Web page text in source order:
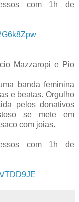
com 1h de
Mazzaropi e Pio
banda feminina
e beatas. Orgulho
pelos donativos
se mete em
com joias.
com 1h de